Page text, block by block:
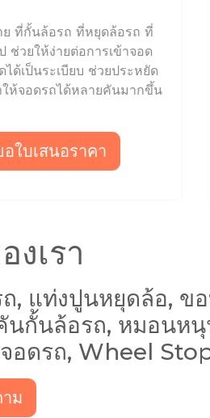
ย ที่กั้นล้อรถ ที่หยุดล้อรถ ที่
ช่วยให้ง่ายต่อการเข้าจอด
ด้เป็นระเบียบ ช่วยประหยัด
ห้จอดรถได้หลายคันมากขึ้น
ใบเสนอราคา
งเรา
ถ, แท่งปูนหยุดล้อ,
นกั้นล้อรถ, หมอนห
อดรถ, Wheel
ม